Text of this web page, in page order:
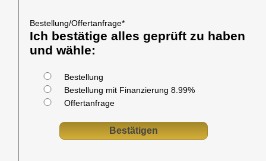
Bestellung/Offertanfrage*
Ich bestätige alles geprüft zu haben
und wähle:
Bestellung
Bestellung mit Finanzierung 8.99%
Offertanfrage